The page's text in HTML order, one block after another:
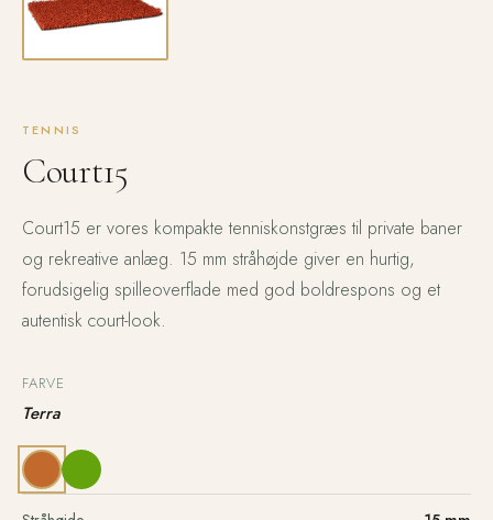
TENNIS
Court15
Court15 er vores kompakte tenniskonstgræs til private baner
og rekreative anlæg. 15 mm stråhøjde giver en hurtig,
forudsigelig spilleoverflade med god boldrespons og et
autentisk court-look.
FARVE
Terra